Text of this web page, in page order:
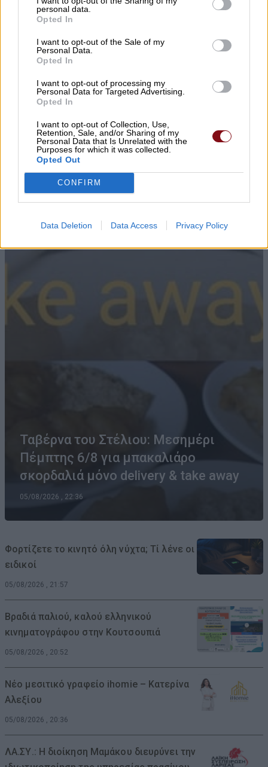
personal data.
Opted In
I want to opt-out of the Sale of my
Personal Data.
Opted In
I want to opt-out of processing my
Personal Data for Targeted Advertising.
Opted In
I want to opt-out of Collection, Use,
Retention, Sale, and/or Sharing of my
Personal Data that Is Unrelated with the
Purposes for which it was collected.
Opted Out
CONFIRM
Data Deletion Data Access Privacy Policy
Ταβέρνα του Στέλιου: Μεσημέρι
Πέμπτης 6/8 για μπακαλιάρο
σκορδαλιά μόνο delivery & take away
05/08/2026 , 22:36
Φορτίζετε το κινητό όλη νύχτα; Τί λένε οι
ειδικοί
05/08/2026 , 21:57
Βραδιά παλιού, καλού ελληνικού
κινηματογράφου στην Κουτσουπιά
05/08/2026 , 20:52
Νέο μεσιτικό γραφείο ihomie – Κατερίνα
Αλεξίου
05/08/2026 , 20:36
ΛΑ.ΣΥ.: Η διοίκηση Μαμάκου διευρύνει την